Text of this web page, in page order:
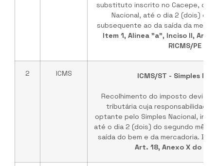
substituto inscrito no Cacepe,
Nacional, até o dia 2 (dois) do
subsequente ao da saída da
Item 1, Alínea "a", Inciso II, Art.
RICMS/PE
2 ICMS ICMS/ST - Simples
Recolhimento do imposto devido
tributária cuja responsabilidade
optante pelo Simples Nacional,
até o dia 2 (dois) do segundo mês
saída do bem e da mercadoria.
Art. 18, Anexo X do